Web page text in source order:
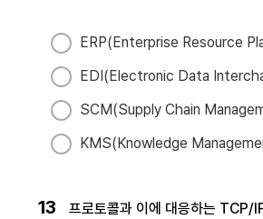
ERP(Enterprise Resource
EDI(Electronic Data
SCM(Supply Chain
KMS(Knowledge
13
프로토콜과 이에 대응하는 TCP/